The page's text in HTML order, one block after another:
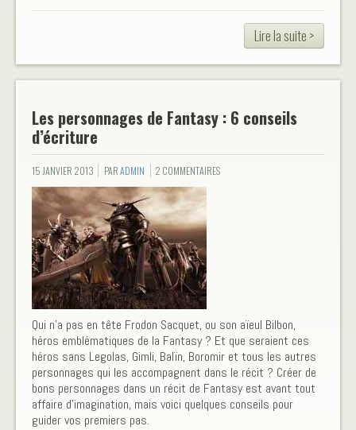
Lire la suite >
Les personnages de Fantasy : 6 conseils
d’écriture
15 JANVIER 2013 PARADMIN 2 COMMENTAIRES
Qui n'a pas en tête Frodon Sacquet, ou son aïeul Bilbon,
héros emblématiques de la Fantasy ? Et que seraient ces
héros sans Legolas, Gimli, Balïn, Boromir et tous les autres
personnages qui les accompagnent dans le récit ? Créer de
bons personnages dans un récit de Fantasy est avant tout
affaire d'imagination, mais voici quelques conseils pour
guider vos premiers pas.